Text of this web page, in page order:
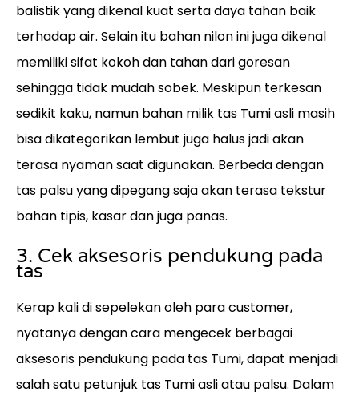
balistik yang dikenal kuat serta daya tahan baik
terhadap air. Selain itu bahan nilon ini juga dikenal
memiliki sifat kokoh dan tahan dari goresan
sehingga tidak mudah sobek. Meskipun terkesan
sedikit kaku, namun bahan milik tas Tumi asli masih
bisa dikategorikan lembut juga halus jadi akan
terasa nyaman saat digunakan. Berbeda dengan
tas palsu yang dipegang saja akan terasa tekstur
bahan tipis, kasar dan juga panas.
3. Cek aksesoris pendukung pada
tas
Kerap kali di sepelekan oleh para customer,
nyatanya dengan cara mengecek berbagai
aksesoris pendukung pada tas Tumi, dapat menjadi
salah satu petunjuk tas Tumi asli atau palsu. Dalam